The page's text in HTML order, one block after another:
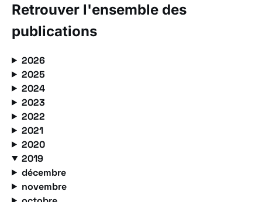
Retrouver l'ensemble des
publications
2026
2025
2024
2023
2022
2021
2020
2019
décembre
novembre